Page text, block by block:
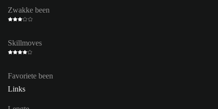
Zwakke been
Skillmoves
Favoriete been
Links